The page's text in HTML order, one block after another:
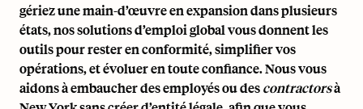
gériez une main-d’œuvre en expansion dans plusieurs
états, nos solutions d’emploi global vous donnent les
outils pour rester en conformité, simplifier vos
opérations, et évoluer en toute confiance. Nous vous
aidons à embaucher des employés ou descontractorsà